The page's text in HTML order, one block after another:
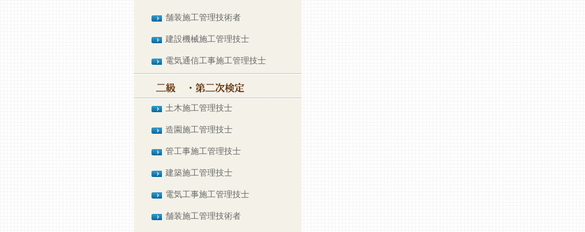
舗装施工管理技術者
建設機械施工管理技士
電気通信工事施工管理技士
土木施工管理技士
造園施工管理技士
管工事施工管理技士
建築施工管理技士
電気工事施工管理技士
舗装施工管理技術者